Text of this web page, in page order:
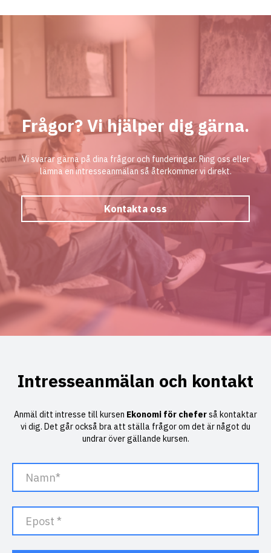
Frågor? Vi hjälper dig gärna.
Vi svarar gärna på dina frågor och funderingar. Ring oss eller
lämna en intresseanmälan så återkommer vi direkt.
Kontakta oss
Intresseanmälan och kontakt
Anmäl ditt intresse till kursen Ekonomi för cheferså kontaktar
vi dig. Det går också bra att ställa frågor om det är något du
undrar över gällande kursen.